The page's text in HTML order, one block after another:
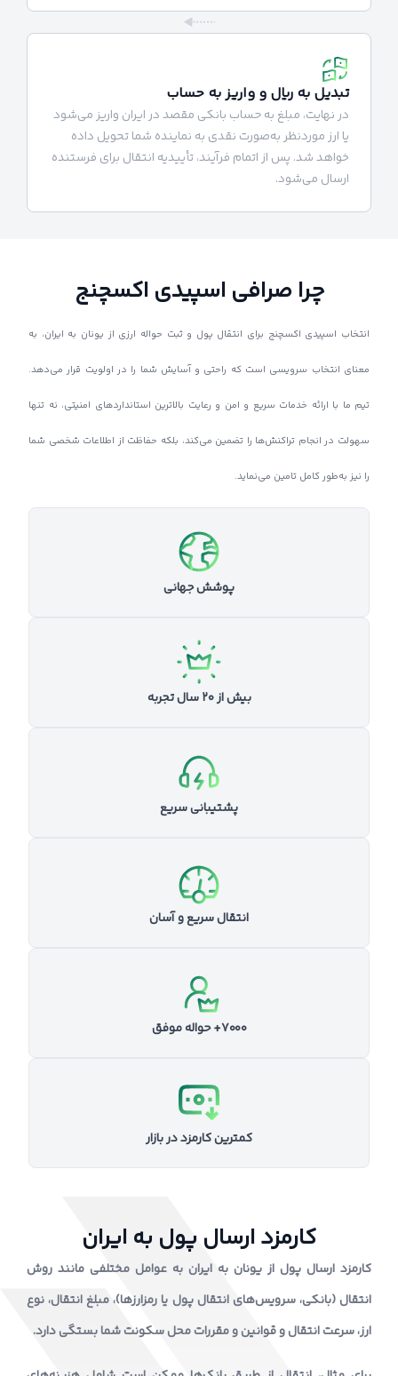
تبدیل به ریال و واریز به حساب
در نهایت، مبلغ به حساب بانکی مقصد در ایران واریز می‌شود
یا ارز موردنظر به‌صورت نقدی به نماینده شما تحویل داده
خواهد شد. پس از اتمام فرآیند، تأییدیه انتقال برای فرستنده
ارسال می‌شود.
چرا صرافی اسپیدی اکسچنج
انتخاب اسپیدی اکسچنج برای انتقال پول و ثبت حواله ارزی از یونان به ایران، به
معنای انتخاب سرویسی است که راحتی و آسایش شما را در اولویت قرار می‌دهد.
تیم ما با ارائه خدمات سریع و امن و رعایت بالاترین استانداردهای امنیتی، نه تنها
سهولت در انجام تراکنش‌ها را تضمین می‌کند، بلکه حفاظت از اطلاعات شخصی شما
را نیز به‌طور کامل تامین می‌نماید.
پوشش جهانی
بیش از ۲۰ سال تجربه
پشتیبانی سریع
انتقال سریع و آسان
۷۰۰۰+ حواله موفق
کمترین کارمزد در بازار
کارمزد ارسال پول به ایران
کارمزد ارسال پول از یونان به ایران به عوامل مختلفی مانند روش
انتقال (بانکی، سرویس‌های انتقال پول یا رمزارزها)، مبلغ انتقال، نوع
ارز، سرعت انتقال و قوانین و مقررات محل سکونت شما بستگی دارد.